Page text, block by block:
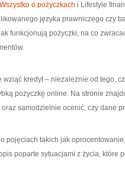
Wszystko o pożyczkach i Lifestyle
języka prawniczego czy
funkcjonują pożyczki, na co
kredyt – niezależnie od tego,
pożyczkę online. Na stronie
samodzielnie ocenić, czy dane
pojęciach takich jak
poparte sytuacjami z życia, które